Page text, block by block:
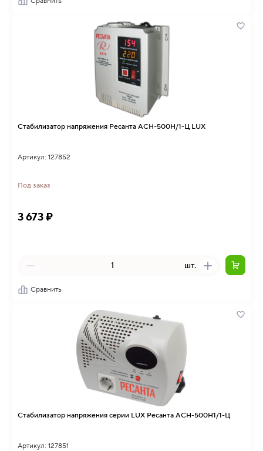
Стабилизатор напряжения Ресанта АСН-500Н/1-Ц LUX
Артикул: 127852
Под заказ
3 673 ₽
шт.
Сравнить
Стабилизатор напряжения серии LUX Ресанта АСН-500Н1/1-Ц
Артикул: 127851